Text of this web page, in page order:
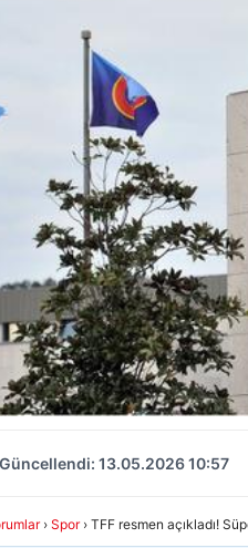
Güncellendi: 13.05.2026 10:57
› Spor › TFF resmen açıkladı!